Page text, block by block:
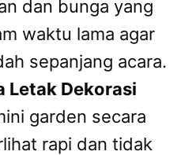
dan bunga yang
waktu lama agar
sepanjang acara.
Letak Dekorasi
garden secara
rapi dan tidak